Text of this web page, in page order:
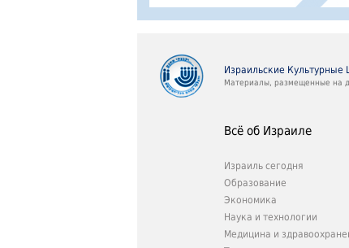
Израильские Культурные
Материалы, размещенные на
Всё об Израиле
Израиль сегодня
Образование
Экономика
Наука и технологии
Медицина и